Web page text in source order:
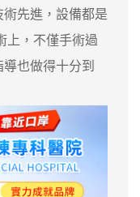
先進，設備都是
上，不僅手術過
也做得十分到